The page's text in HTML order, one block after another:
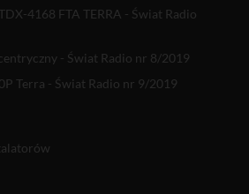
4168 FTA TERRA - Świat Radio
- Świat Radio nr 8/2019
Terra - Świat Radio nr 9/2019